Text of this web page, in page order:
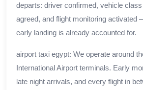
departs: driver confirmed, vehicle
agreed, and flight monitoring activated
early landing is already accounted for.
airport taxi egypt: We operate around
International Airport terminals. Early
late night arrivals, and every flight in